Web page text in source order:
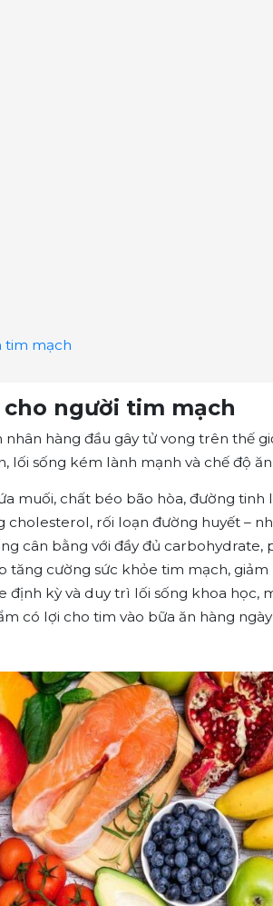
tim mạch
người tim mạch
hàng đầu gây tử vong trên thế
lối sống kém lành mạnh và chế độ
muối, chất béo bão hòa, đường tinh
cholesterol, rối loạn đường huyết –
cân bằng với đầy đủ carbohydrate,
tăng cường sức khỏe tim mạch,
định kỳ và duy trì lối sống khoa học,
có lợi cho tim vào bữa ăn hàng